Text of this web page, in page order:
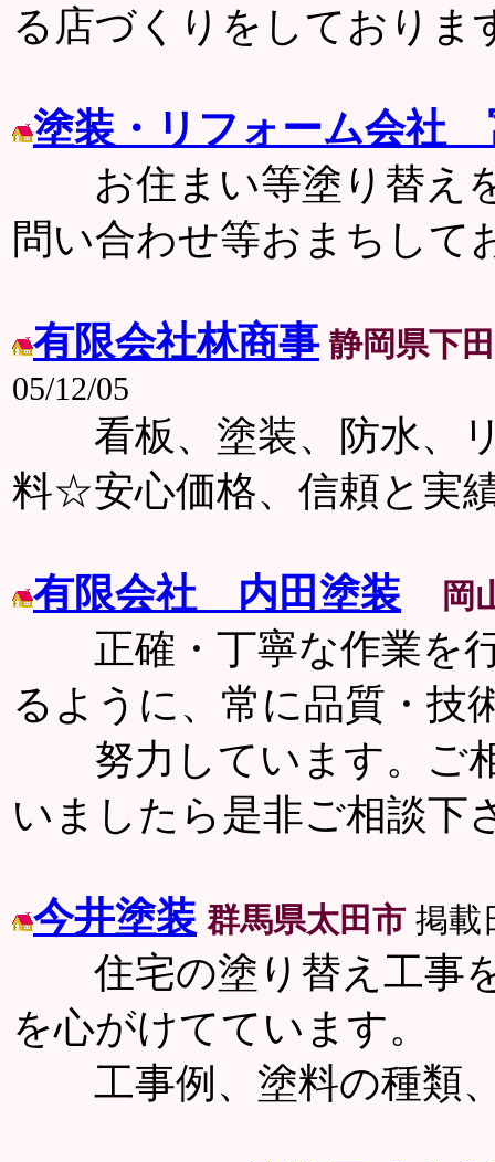
る店づくりをしておりま
塗装・リフォーム会社
お住まい等塗り替え
問い合わせ等おまちして
有限会社林商事 静岡県下
05/12/05
看板、塗装、防水、リ
料☆安心価格、信頼と実
有限会社 内田塗装 岡
正確・丁寧な作業を行
るように、常に品質・技
努力しています。ご相
いましたら是非ご相談下
今井塗装 群馬県太田市 掲載
住宅の塗り替え工事を
を心がけてています。
工事例、塗料の種類、